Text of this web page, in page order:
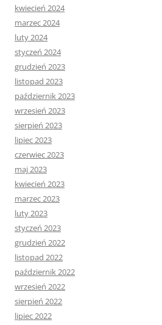
kwiecień 2024
marzec 2024
luty 2024
styczeń 2024
grudzień 2023
listopad 2023
październik 2023
wrzesień 2023
sierpień 2023
lipiec 2023
czerwiec 2023
maj 2023
kwiecień 2023
marzec 2023
luty 2023
styczeń 2023
grudzień 2022
listopad 2022
październik 2022
wrzesień 2022
sierpień 2022
lipiec 2022